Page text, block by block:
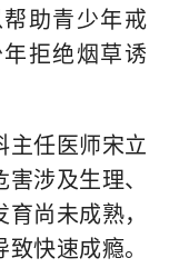
助青少年戒
拒绝烟草诱
主任医师宋立
涉及生理、
尚未成熟，
快速成瘾。